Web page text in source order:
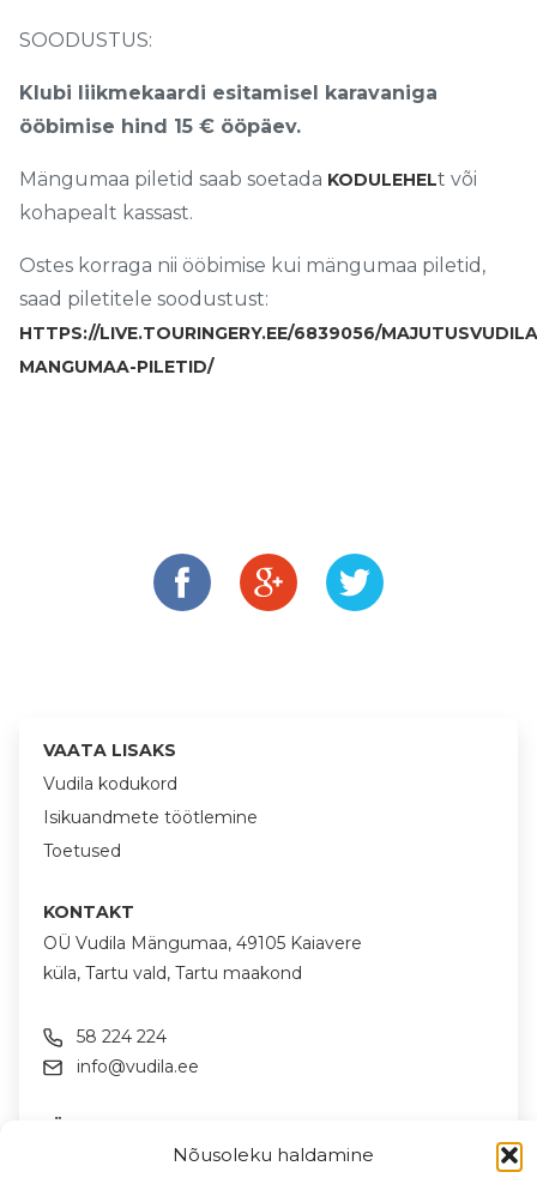
Nõusoleku haldamine
SOODUSTUS:
Klubi liikmekaardi esitamisel karavaniga
ööbimise hind 15 € ööpäev.
Mängumaa piletid saab soetada KODULEHELt või
kohapealt kassast.
Ostes korraga nii ööbimise kui mängumaa piletid,
saad piletitele soodustust:
HTTPS://LIVE.TOURINGERY.EE/6839056/
MANGUMAA-PILETID/
VAATA LISAKS
Vudila kodukord
Isikuandmete töötlemine
Toetused
KONTAKT
OÜ Vudila Mängumaa, 49105 Kaiavere
küla, Tartu vald, Tartu maakond
58 224 224
info@vudila.ee
JÄLGI MEID SOTSIAALMEEDIAS